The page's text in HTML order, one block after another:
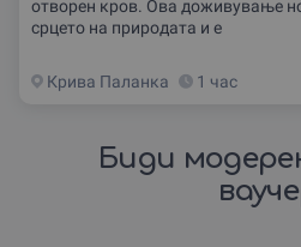
отворен кров. Ова доживување
срцето на природата и е
Крива Паланка 1 час
Биди